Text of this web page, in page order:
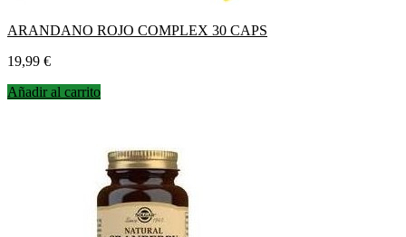
ARANDANO ROJO COMPLEX 30 CAPS
Precio
19,99 €
Añadir al carrito